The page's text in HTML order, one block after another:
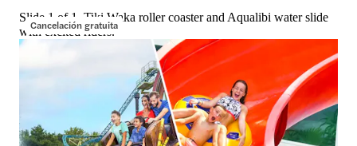
Cancelación gratuita
Slide 1 of 1, Tiki Waka roller coaster and Aqualibi water slide
with excited riders.